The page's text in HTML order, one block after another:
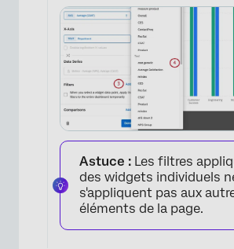
Astuce : Les filtres
des widgets individuels
s'appliquent pas aux
éléments de la page.